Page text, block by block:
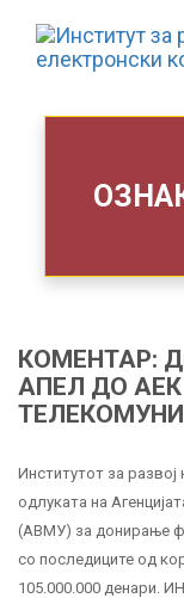
КОМЕНТАР:
АПЕЛ ДО
Институтот за развој
одлуката на
(АВМУ) за донирање
со последиците од
105.000.000 денари.